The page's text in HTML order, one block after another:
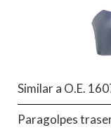
Similar a O.E.
Paragolpes